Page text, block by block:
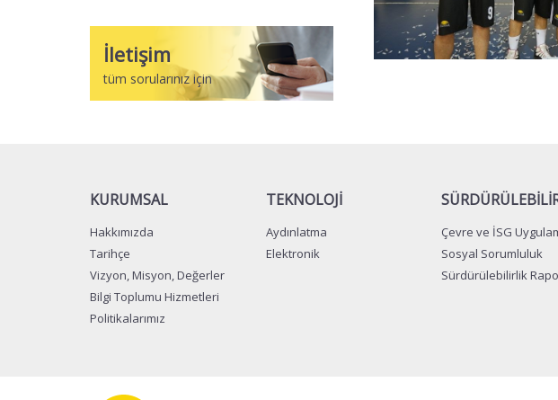
İletişim
tüm sorularınız için
Lütfen
Kodu):
Gönder
KURUMSAL
Hakkımızda
Tarihçe
Vizyon, Misyon, Değerler
Bilgi Toplumu Hizmetleri
Politikalarımız
TEKNOLOJİ
Aydınlatma
Elektronik
Çevre ve İSG
Sosyal Sorumluluk
Sürdürülebilirlik